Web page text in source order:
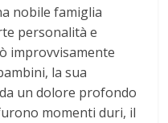
nobile famiglia
personalità e
improvvisamente
la sua
un dolore profondo
momenti duri, il